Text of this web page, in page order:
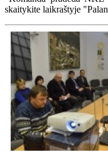
skaitykite laikraštyje